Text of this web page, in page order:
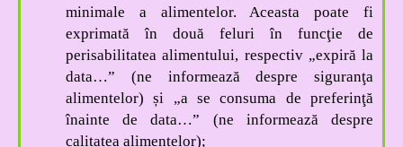
minimale a alimentelor. Aceasta poate fi
exprimată în două feluri în funcţie de
perisabilitatea alimentului, respectiv „expiră la
data…” (ne informează despre siguranţa
alimentelor) și „a se consuma de preferinţă
înainte de data…” (ne informează despre
calitatea alimentelor);